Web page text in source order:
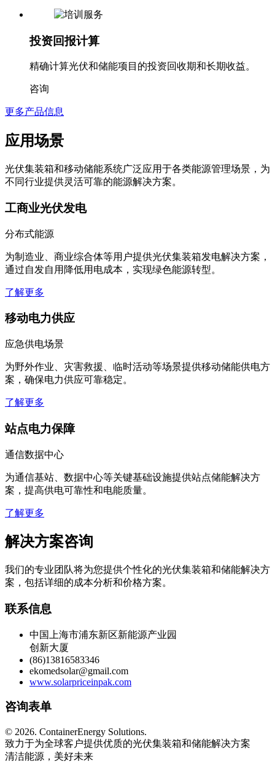
投资回报计算
精确计算光伏和储能项目的投资回收期和长期收益。
咨询
更多产品信息
应用场景
光伏集装箱和移动储能系统广泛应用于各类能源管理场景，为
不同行业提供灵活可靠的能源解决方案。
工商业光伏发电
分布式能源
为制造业、商业综合体等用户提供光伏集装箱发电解决方案，
通过自发自用降低用电成本，实现绿色能源转型。
了解更多
移动电力供应
应急供电场景
为野外作业、灾害救援、临时活动等场景提供移动储能供电方
案，确保电力供应可靠稳定。
了解更多
站点电力保障
通信数据中心
为通信基站、数据中心等关键基础设施提供站点储能解决方
案，提高供电可靠性和电能质量。
了解更多
解决方案咨询
我们的专业团队将为您提供个性化的光伏集装箱和储能解决方
案，包括详细的成本分析和价格方案。
联系信息
中国上海市浦东新区新能源产业园
创新大厦
(86)13816583346
ekomedsolar@gmail.com
www.solarpriceinpak.com
咨询表单
© 2026. ContainerEnergy Solutions.
致力于为全球客户提供优质的光伏集装箱和储能解决方案
清洁能源，美好未来